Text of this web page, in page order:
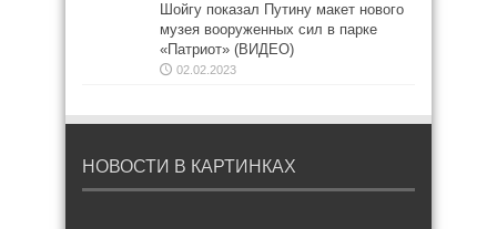
Шойгу показал Путину макет нового
музея вооруженных сил в парке
«Патриот» (ВИДЕО)
02.02.2023
НОВОСТИ В КАРТИНКАХ